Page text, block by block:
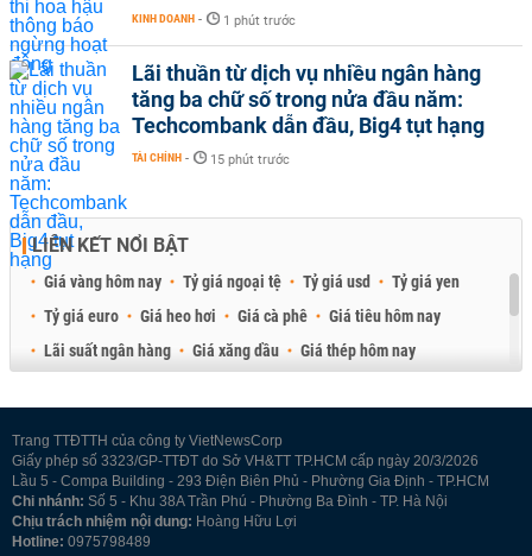
KINH DOANH - 1 phút trước
Lãi thuần từ dịch vụ nhiều ngân hàng
tăng ba chữ số trong nửa đầu năm:
Techcombank dẫn đầu, Big4 tụt hạng
TÀI CHÍNH - 15 phút trước
LIÊN KẾT NỔI BẬT
Giá vàng hôm nay Tỷ giá ngoại tệ Tỷ giá usd
Tỷ giá yen
Tỷ giá euro
Giá heo hơi Giá cà phê
Giá tiêu hôm nay
Lãi suất ngân hàng
Giá xăng dầu
Giá thép hôm nay
Trang TTĐTTH của công ty VietNewsCorp
Giấy phép số 3323/GP-TTĐT do Sở VH&TT TP.HCM cấp ngày 20/3/2026
Lầu 5 - Compa Building - 293 Điện Biên Phủ - Phường Gia Định - TP.HCM
Chi nhánh: Số 5 - Khu 38A Trần Phú - Phường Ba Đình - TP. Hà Nội
Chịu trách nhiệm nội dung: Hoàng Hữu Lợi
Hotline: 0975798489